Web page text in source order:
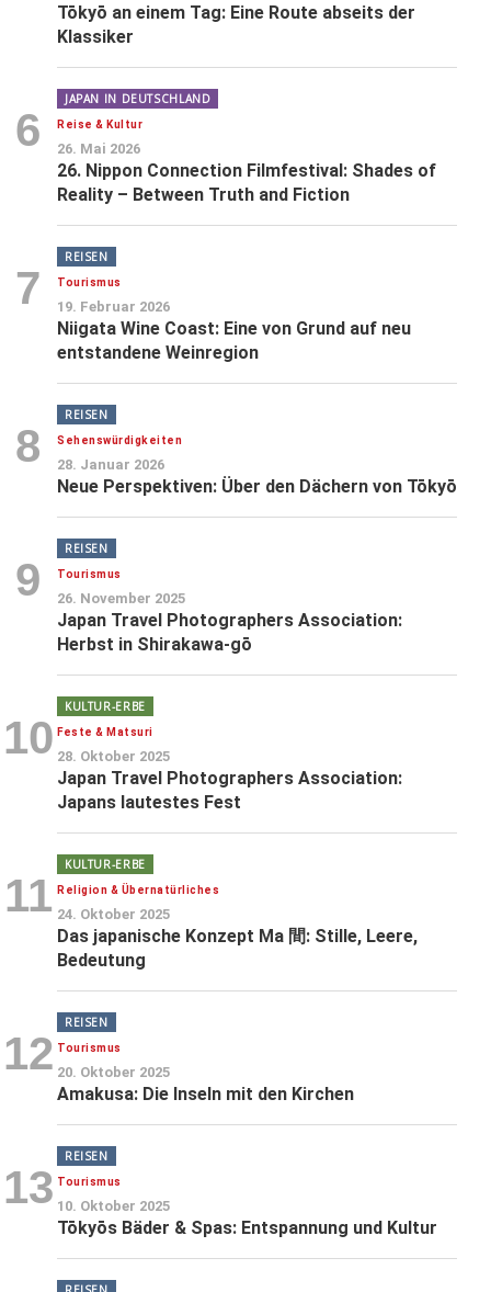
Tōkyō an einem Tag: Eine Route abseits der
Klassiker
6
JAPAN IN DEUTSCHLAND
Reise & Kultur
26. Mai 2026
26. Nippon Connection Filmfestival: Shades of
Reality – Between Truth and Fiction
7
REISEN
Tourismus
19. Februar 2026
Niigata Wine Coast: Eine von Grund auf neu
entstandene Weinregion
8
REISEN
Sehenswürdigkeiten
28. Januar 2026
Neue Perspektiven: Über den Dächern von Tōkyō
9
REISEN
Tourismus
26. November 2025
Japan Travel Photographers Association:
Herbst in Shirakawa-gō
10
KULTUR-ERBE
Feste & Matsuri
28. Oktober 2025
Japan Travel Photographers Association:
Japans lautestes Fest
11
KULTUR-ERBE
Religion & Übernatürliches
24. Oktober 2025
Das japanische Konzept Ma 間: Stille, Leere,
Bedeutung
12
REISEN
Tourismus
20. Oktober 2025
Amakusa: Die Inseln mit den Kirchen
13
REISEN
Tourismus
10. Oktober 2025
Tōkyōs Bäder & Spas: Entspannung und Kultur